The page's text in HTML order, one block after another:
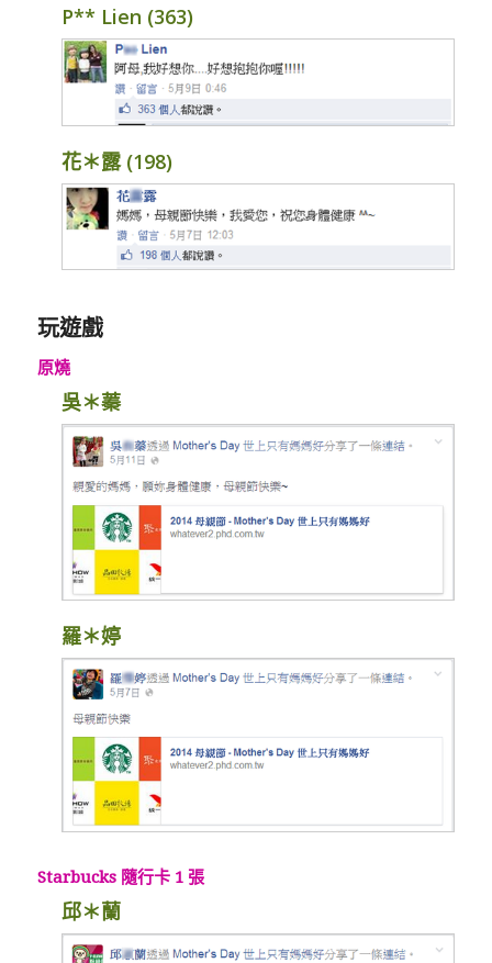
P** Lien (363)
花＊露 (198)
玩遊戲
原燒
吳＊蓁
羅＊婷
Starbucks 隨行卡 1 張
邱＊蘭